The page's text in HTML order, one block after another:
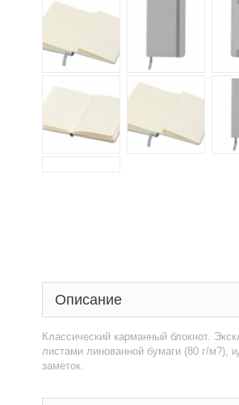
Описание
Классический карманный блокнот.
листами линованной бумаги (80 г/м?),
заметок.